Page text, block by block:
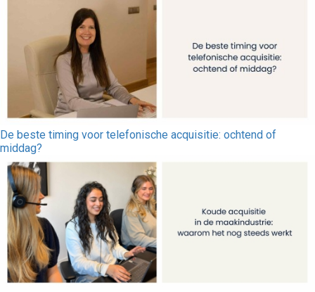
De beste timing voor telefonische acquisitie: ochtend of
middag?